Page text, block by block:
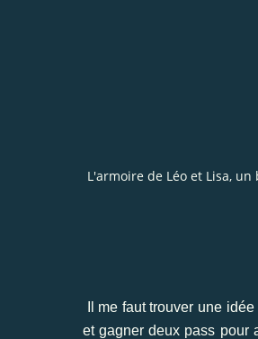
L'armoire de Léo et Lisa,
Il me faut trouver une
et gagner deux pass pour